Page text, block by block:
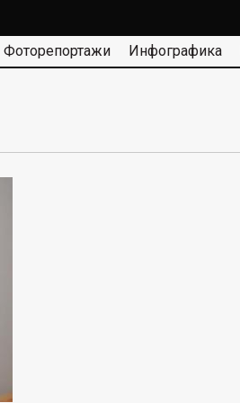
Фоторепортажи Инфографика